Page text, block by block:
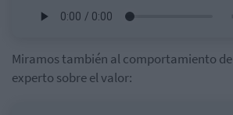
Miramos también al comportamiento de
experto sobre el valor: